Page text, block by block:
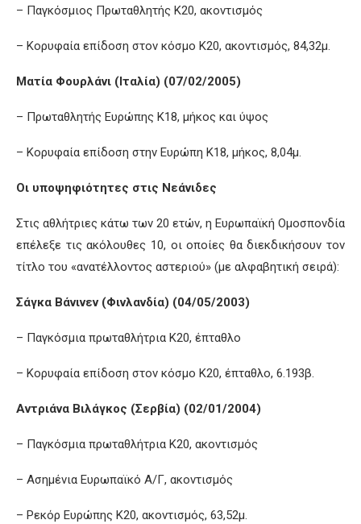
– Παγκόσμιος Πρωταθλητής Κ20, ακοντισμός
– Κορυφαία επίδοση στον κόσμο Κ20, ακοντισμός, 84,32μ.
Ματία Φουρλάνι (Ιταλία) (07/02/2005)
– Πρωταθλητής Ευρώπης Κ18, μήκος και ύψος
– Κορυφαία επίδοση στην Ευρώπη Κ18, μήκος, 8,04μ.
Οι υποψηφιότητες στις Νεάνιδες
Στις αθλήτριες κάτω των 20 ετών, η Ευρωπαϊκή Ομοσπονδία
επέλεξε τις ακόλουθες 10, οι οποίες θα διεκδικήσουν τον
τίτλο του «ανατέλλοντος αστεριού» (με αλφαβητική σειρά):
Σάγκα Βάνινεν (Φινλανδία) (04/05/2003)
– Παγκόσμια πρωταθλήτρια Κ20, έπταθλο
– Κορυφαία επίδοση στον κόσμο Κ20, έπταθλο, 6.193β.
Αντριάνα Βιλάγκος (Σερβία) (02/01/2004)
– Παγκόσμια πρωταθλήτρια Κ20, ακοντισμός
– Ασημένια Ευρωπαϊκό Α/Γ, ακοντισμός
– Ρεκόρ Ευρώπης Κ20, ακοντισμός, 63,52μ.